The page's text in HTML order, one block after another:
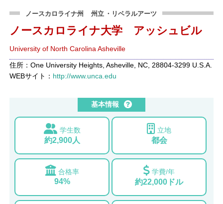
ノースカロライナ州 州立 ・リベラルアーツ
ノースカロライナ大学 アッシュビル
University of North Carolina Asheville
住所：One University Heights, Asheville, NC, 28804-3299 U.S.A.
WEBサイト： http://www.unca.edu
基本情報
学生数
約2,900人
立地
都会
合格率
94%
学費/年
約22,000ドル